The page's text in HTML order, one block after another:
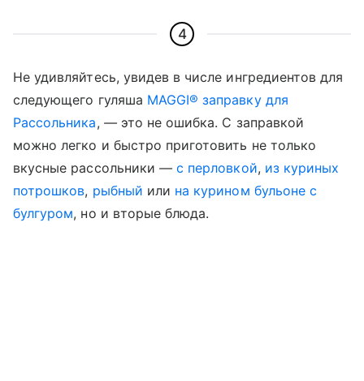
4
Не удивляйтесь, увидев в числе ингредиентов для
следующего гуляша MAGGI® заправку для
Рассольника, — это не ошибка. С заправкой
можно легко и быстро приготовить не только
вкусные рассольники — с перловкой, из куриных
потрошков, рыбный или на курином бульоне с
булгуром, но и вторые блюда.